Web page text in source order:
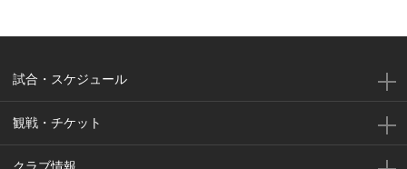
試合・スケジュール
観戦・チケット